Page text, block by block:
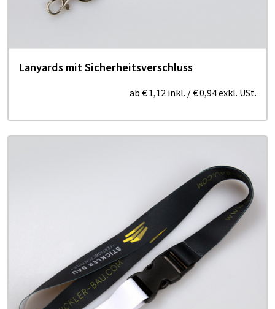
Lanyards mit Sicherheitsverschluss
ab € 1,12 inkl. /€ 0,94exkl. USt.